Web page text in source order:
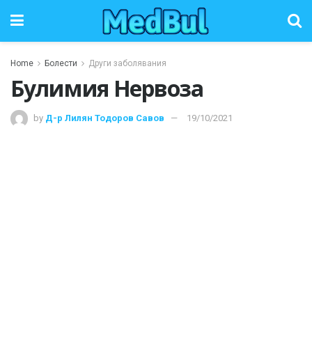
Home Болести Други заболявания
Булимия Нервоза
by Д-р Лилян Тодоров Савов 19/10/2021